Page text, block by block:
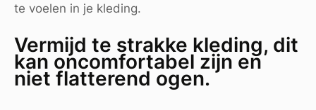
te voelen in je kleding.
Vermijd te strakke kleding, dit
kan oncomfortabel zijn en
niet flatterend ogen.